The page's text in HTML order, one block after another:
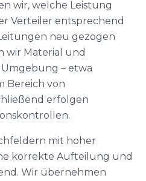
wir, welche Leistung
Verteiler entsprechend
neu gezogen
wir Material und
– etwa
Bereich von
erfolgen
mit hoher
korrekte Aufteilung und
Wir übernehmen